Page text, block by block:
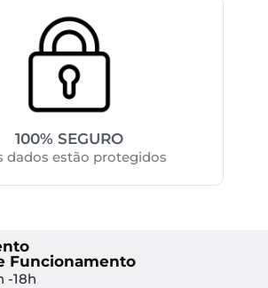
100% SEGURO
dados estão protegidos
Funcionamento
-18h